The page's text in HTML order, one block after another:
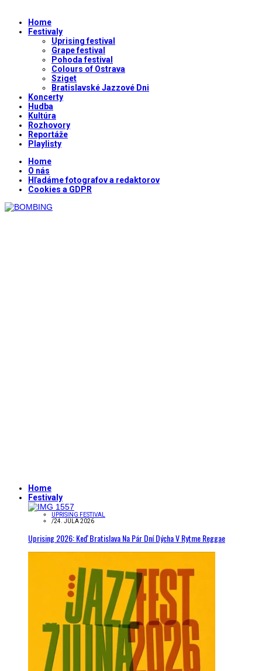
Home
Festivaly
Uprising festival
Grape festival
Pohoda festival
Colours of Ostrava
Sziget
Bratislavské Jazzové Dni
Koncerty
Hudba
Kultúra
Rozhovory
Reportáže
Playlisty
Home
O nás
Hľadáme fotografov a redaktorov
Cookies a GDPR
Home
Festivaly
UPRISING FESTIVAL
/24. JÚLA 2026
Uprising 2026: Keď Bratislava Na Pár Dní Dýcha V Rytme Reggae